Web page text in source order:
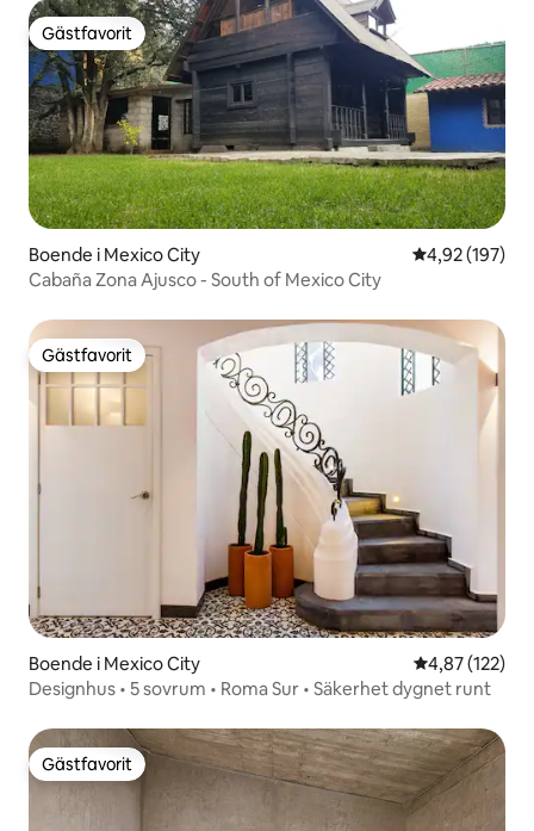
Gästfavorit
Gästfavorit
Boende i Mexico City 4,92 av 5 i
4,92 (197)
Cabaña Zona Ajusco - South of Mexico City
Gästfavorit
Gästfavorit
Boende i Mexico City 4,87 av 5 i
4,87 (122)
Designhus • 5 sovrum • Roma Sur • Säkerhet dygnet runt
Gästfavorit
Gästfavorit